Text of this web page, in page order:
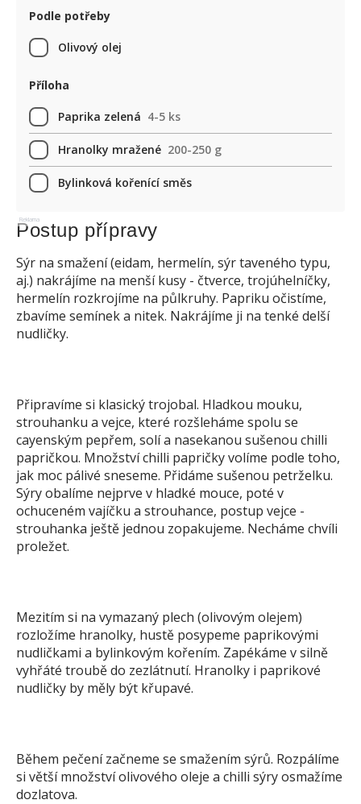
Podle potřeby
Olivový olej
Příloha
Paprika zelená 4-5 ks
Hranolky mražené 200-250 g
Bylinková kořenící směs
Reklama
Postup přípravy
Sýr na smažení (eidam, hermelín, sýr taveného typu,
aj.) nakrájíme na menší kusy - čtverce, trojúhelníčky,
hermelín rozkrojíme na půlkruhy. Papriku očistíme,
zbavíme semínek a nitek. Nakrájíme ji na tenké delší
nudličky.
Připravíme si klasický trojobal. Hladkou mouku,
strouhanku a vejce, které rozšleháme spolu se
cayenským pepřem, solí a nasekanou sušenou chilli
papričkou. Množství chilli papričky volíme podle toho,
jak moc pálivé sneseme. Přidáme sušenou petrželku.
Sýry obalíme nejprve v hladké mouce, poté v
ochuceném vajíčku a strouhance, postup vejce -
strouhanka ještě jednou zopakujeme. Necháme chvíli
proležet.
Mezitím si na vymazaný plech (olivovým olejem)
rozložíme hranolky, hustě posypeme paprikovými
nudličkami a bylinkovým kořením. Zapékáme v silně
vyhřáté troubě do zezlátnutí. Hranolky i paprikové
nudličky by měly být křupavé.
Během pečení začneme se smažením sýrů. Rozpálíme
si větší množství olivového oleje a chilli sýry osmažíme
dozlatova.